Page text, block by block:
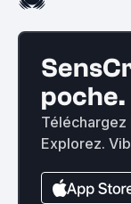
poche.
Téléchargez
Explorez.